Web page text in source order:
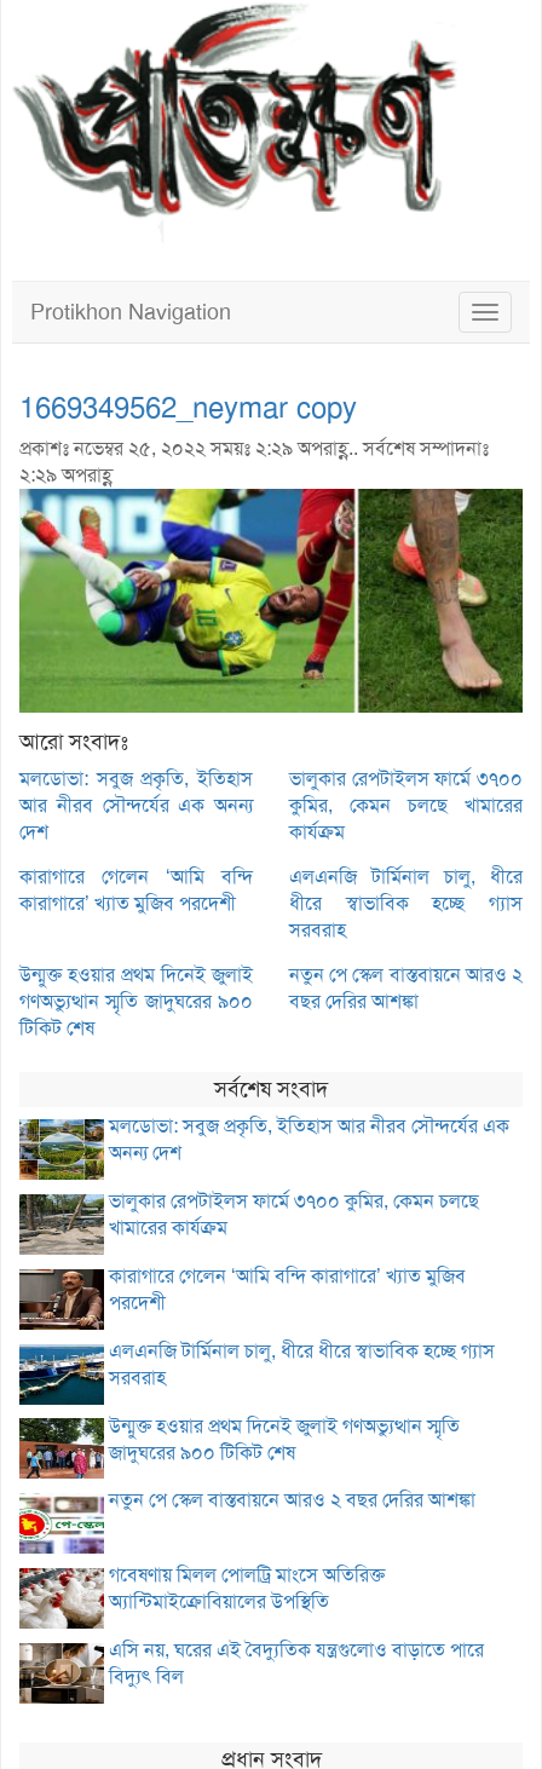
Toggle
Protikhon Navigation
1669349562_neymar copy
প্রকাশঃ নভেম্বর ২৫, ২০২২ সময়ঃ ২:২৯ অপরাহ্ণ.. সর্বশেষ সম্পাদনাঃ
২:২৯ অপরাহ্ণ
আরো সংবাদঃ
মলডোভা: সবুজ প্রকৃতি, ইতিহাস
আর নীরব সৌন্দর্যের এক অনন্য
দেশ
ভালুকার রেপটাইলস ফার্মে ৩৭০০
কুমির, কেমন চলছে খামারের
কার্যক্রম
কারাগারে গেলেন ‘আমি বন্দি
কারাগারে’ খ্যাত মুজিব পরদেশী
এলএনজি টার্মিনাল চালু, ধীরে
ধীরে স্বাভাবিক হচ্ছে গ্যাস
সরবরাহ
উন্মুক্ত হওয়ার প্রথম দিনেই জুলাই
গণঅভ্যুত্থান স্মৃতি জাদুঘরের ৯০০
টিকিট শেষ
নতুন পে স্কেল বাস্তবায়নে আরও ২
বছর দেরির আশঙ্কা
সর্বশেষ সংবাদ
মলডোভা: সবুজ প্রকৃতি, ইতিহাস আর নীরব সৌন্দর্যের এক
অনন্য দেশ
ভালুকার রেপটাইলস ফার্মে ৩৭০০ কুমির, কেমন চলছে
খামারের কার্যক্রম
কারাগারে গেলেন ‘আমি বন্দি কারাগারে’ খ্যাত মুজিব
পরদেশী
এলএনজি টার্মিনাল চালু, ধীরে ধীরে স্বাভাবিক হচ্ছে গ্যাস
সরবরাহ
উন্মুক্ত হওয়ার প্রথম দিনেই জুলাই গণঅভ্যুত্থান স্মৃতি
জাদুঘরের ৯০০ টিকিট শেষ
নতুন পে স্কেল বাস্তবায়নে আরও ২ বছর দেরির আশঙ্কা
গবেষণায় মিলল পোলট্রি মাংসে অতিরিক্ত
অ্যান্টিমাইক্রোবিয়ালের উপস্থিতি
এসি নয়, ঘরের এই বৈদ্যুতিক যন্ত্রগুলোও বাড়াতে পারে
বিদ্যুৎ বিল
প্রধান সংবাদ